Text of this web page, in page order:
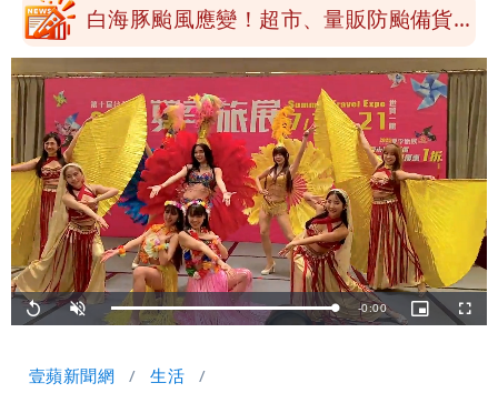
存在 再度被嗆：李白、杜甫用鮮卑文寫
詩？
白海豚颱風應變！超市、量販防颱備貨
180噸 買1送1開搶
颱風白海豚攪局！淡水漁人碼頭煙火秀延
期 要改到8/30壓軸登場
星巴克聯名泡泡瑪特！星冰樂可拿免費好
康
純棉衣物吸汗「臭到想丟」 內行曝原
因！2材質夏天別穿
王祖賢息影22年罕見現身機場 59歲零
修圖真實狀態曝光
Replay Unmute Loaded:
100.00%
Remaining
-0:00
Picture-
in-
壹蘋新聞網 生活